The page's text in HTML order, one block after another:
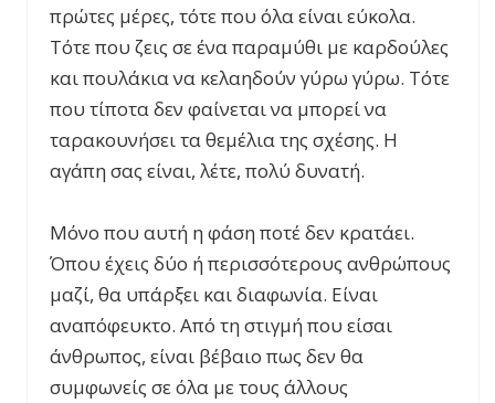
πρώτες μέρες, τότε που όλα είναι εύκολα.
Τότε που ζεις σε ένα παραμύθι με καρδούλες
και πουλάκια να κελαηδούν γύρω γύρω. Τότε
που τίποτα δεν φαίνεται να μπορεί να
ταρακουνήσει τα θεμέλια της σχέσης. Η
αγάπη σας είναι, λέτε, πολύ δυνατή.
Μόνο που αυτή η φάση ποτέ δεν κρατάει.
Όπου έχεις δύο ή περισσότερους ανθρώπους
μαζί, θα υπάρξει και διαφωνία. Είναι
αναπόφευκτο. Από τη στιγμή που είσαι
άνθρωπος, είναι βέβαιο πως δεν θα
συμφωνείς σε όλα με τους άλλους